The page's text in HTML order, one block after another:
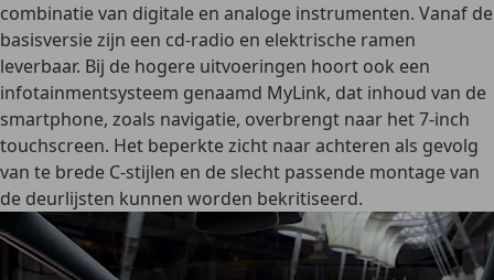
combinatie van digitale en analoge instrumenten. Vanaf de
basisversie zijn een cd-radio en elektrische ramen
leverbaar. Bij de hogere uitvoeringen hoort ook een
infotainmentsysteem genaamd MyLink, dat inhoud van de
smartphone, zoals navigatie, overbrengt naar het 7-inch
touchscreen. Het beperkte zicht naar achteren als gevolg
van te brede C-stijlen en de slecht passende montage van
de deurlijsten kunnen worden bekritiseerd.